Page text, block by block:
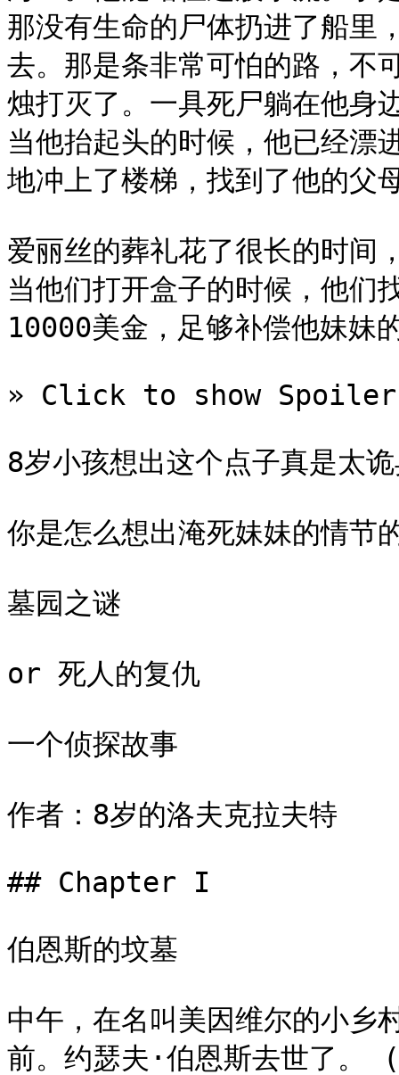
那没有生命的尸体扔进了船里
去。那是条非常可怕的路，不
烛打灭了。一具死尸躺在他身
当他抬起头的时候，他已经漂
地冲上了楼梯，找到了他的父
爱丽丝的葬礼花了很长的时间
当他们打开盒子的时候，他们
10000美金，足够补偿他妹妹
» Click to show
8岁小孩想出这个点子真是太
你是怎么想出淹死妹妹的情节
墓园之谜
or 死人的复仇
一个侦探故事
作者：8岁的洛夫克拉夫特
## Chapter I
伯恩斯的坟墓
中午，在名叫美因维尔的小乡
前。约瑟夫·伯恩斯去世了。